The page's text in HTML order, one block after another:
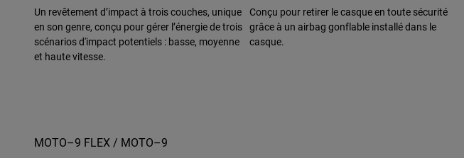
Un revêtement d’impact à trois couches, unique
en son genre, conçu pour gérer l’énergie de trois
scénarios d'impact potentiels : basse, moyenne
et haute vitesse.
Conçu pour retirer le casque en toute sécurité
grâce à un airbag gonflable installé dans le
casque.
MOTO–9 FLEX / MOTO–9